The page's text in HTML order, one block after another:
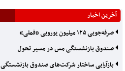
آخرین اخبار
صرفه‌جویی ۱۲۵ میلیون یورویی «فملی»
صندوق بازنشستگی مس در مسیر تحول
بازآرایی ساختار شرکت‌های صندوق بازنشستگی